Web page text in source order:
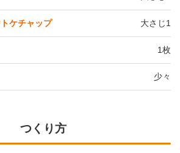
ケチャップ 大さじ1
1枚
少々
つくり方